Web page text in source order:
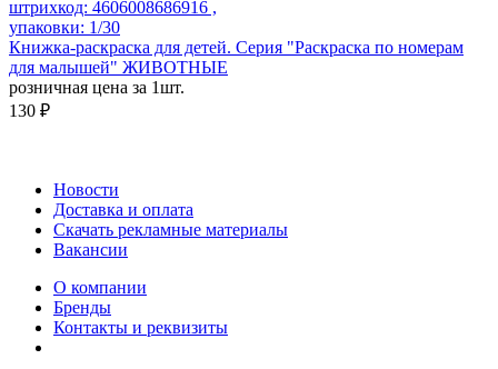
штрихкод: 4606008686916 ,
упаковки: 1/30
Книжка-раскраска для детей. Серия "Раскраска по номерам
для малышей" ЖИВОТНЫЕ
розничная цена за 1шт.
130 ₽
Новости
Доставка и оплата
Скачать рекламные материалы
Вакансии
О компании
Бренды
Контакты и реквизиты